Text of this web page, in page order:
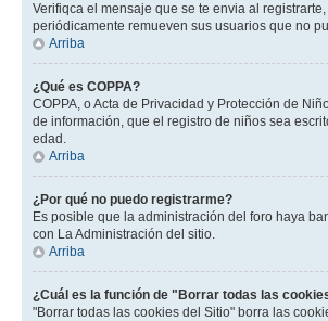
Verifiqca el mensaje que se te envia al
periódicamente remueven sus usuarios que no
Arriba
¿Qué es COPPA?
COPPA, o Acta de Privacidad y Protección de
de información, que el registro de niños sea
edad.
Arriba
¿Por qué no puedo registrarme?
Es posible que la administración del foro haya
con La Administración del sitio.
Arriba
¿Cuál es la función de "Borrar todas las
"Borrar todas las cookies del Sitio" borra las